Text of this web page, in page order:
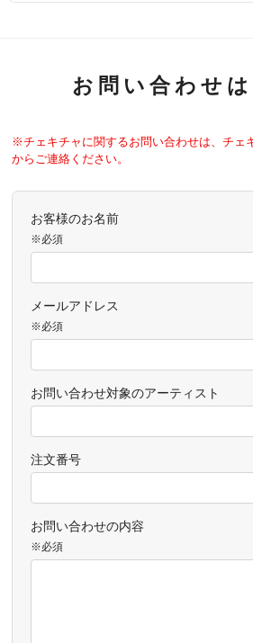
お問い合わせ
※チェキチャに関するお問い合わせは、チェ
からご連絡ください。
お客様のお名前
※必須
メールアドレス
※必須
お問い合わせ対象のアーティスト
注文番号
お問い合わせの内容
※必須